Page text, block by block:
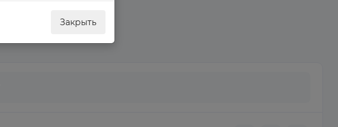
Закрыть